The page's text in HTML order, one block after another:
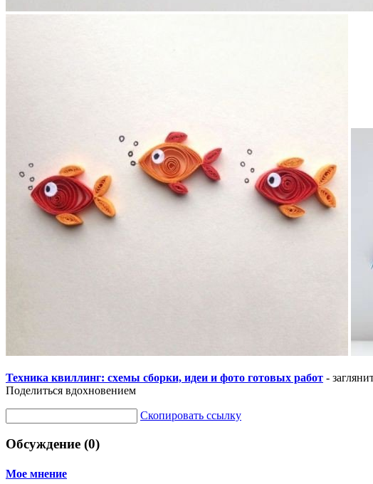
Техника квиллинг: схемы сборки, идеи и фото готовых работ -
Поделиться вдохновением
Скопировать ссылку
Обсуждение (0)
Мое мнение